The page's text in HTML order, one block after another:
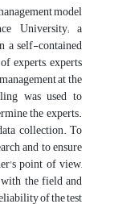
model
University; a
a self-contained
experts, experts
at the
was used to
the experts.
collection. To
and to ensure
point of view,
the field and
of the test